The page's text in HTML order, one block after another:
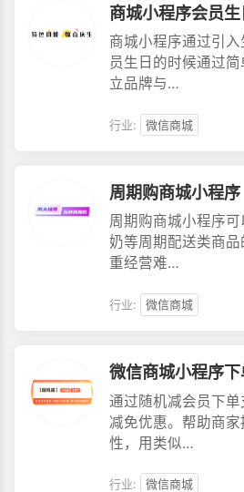
商城小程序会员
商城小程序通过引
员生日的时候通过
立品牌与…
行业: 微信商城
周期购商城小程序
周期购商城小程序
奶等周期配送类商
重经营难…
行业: 微信商城
微信商城小程序
通过随机减会员下
减免优惠。帮助商
性，用类似…
行业: 微信商城